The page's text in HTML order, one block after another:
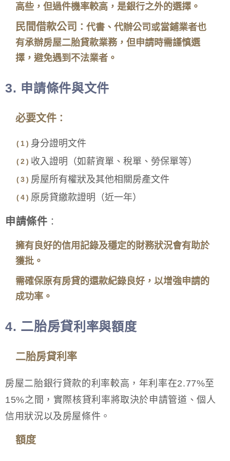
高些，但過件機率較高，是銀行之外的選擇。
民間借款公司 ：代書、代辦公司或當鋪業者也
有承辦房屋二胎貸款業務，但申請時需謹慎選
擇，避免遇到不法業者。
3. 申請條件與文件
必要文件 ：
身分證明文件
收入證明（如薪資單、稅單、勞保單等）
房屋所有權狀及其他相關房產文件
原房貸繳款證明（近一年）
申請條件 ：
擁有良好的信用記錄及穩定的財務狀況會有助於
獲批。
需確保原有房貸的還款紀錄良好，以增強申請的
成功率。
4. 二胎房貸利率與額度
二胎房貸利率
房屋二胎銀行貸款的利率較高，年利率在2.77%至
15%之間，實際核貸利率將取決於申請管道、個人
信用狀況以及房屋條件。
額度